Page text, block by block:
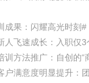
：闪耀高光时刻#
速成长：入职仅3个
法推广：自创的“商
意度明显提升：团